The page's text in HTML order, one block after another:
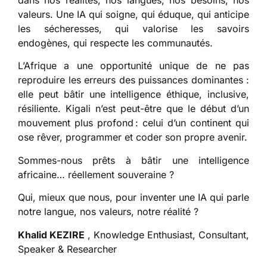
valeurs. Une IA qui soigne, qui éduque, qui anticipe
les sécheresses, qui valorise les savoirs
endogènes, qui respecte les communautés.
L’Afrique a une opportunité unique de ne pas
reproduire les erreurs des puissances dominantes :
elle peut bâtir une intelligence éthique, inclusive,
résiliente. Kigali n’est peut-être que le début d’un
mouvement plus profond : celui d’un continent qui
ose rêver, programmer et coder son propre avenir.
Sommes-nous prêts à bâtir une intelligence
africaine… réellement souveraine ?
Qui, mieux que nous, pour inventer une IA qui parle
notre langue, nos valeurs, notre réalité ?
Khalid KEZIRE , Knowledge Enthusiast, Consultant,
Speaker & Researcher